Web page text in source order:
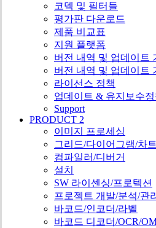
코덱 및 필터들
평가판 다운로드
제품 비교표
지원 플랫폼
버전 내역 및 업데이트
버전 내역 및 업데이트
라이선스 정책
업데이트 & 유지보수정
Support
PRODUCT 2
이미지 프로세싱
그리드/다이어그램/차트
컴파일러/디버거
설치
SW 라이센싱/프로텍션
프로젝트 개발/분석/관리
바코드/인코더/라벨
바코드 디코더/OCR/